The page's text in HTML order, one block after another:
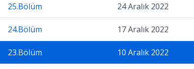
25.Bölüm 24 Aralık 2022
24.Bölüm 17 Aralık 2022
23.Bölüm 10 Aralık 2022